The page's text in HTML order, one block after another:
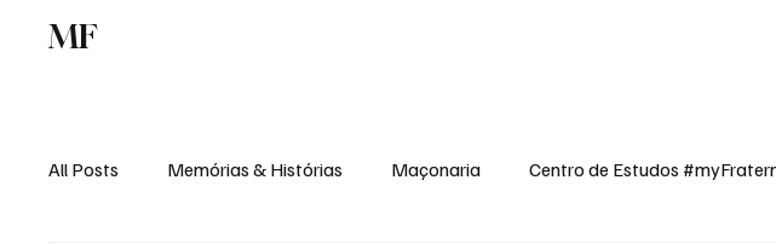
MF
All Posts Memórias & Histórias Maçonaria Centro de Estudos